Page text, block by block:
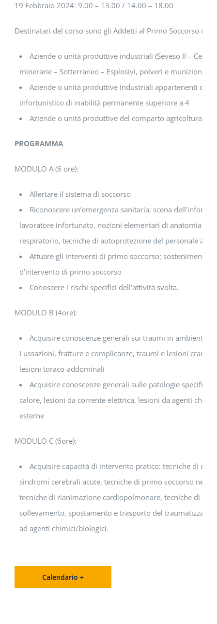
19 Febbraio 2024: 9.00 – 13.00 / 14.00 – 18.00
Destinatari del corso sono gli Addetti al Primo Soccorso di
Aziende o unità produttive industriali (Seveso II –
minerarie – Sotterraneo – Esplosivi, polveri e munizioni)
Aziende o unità produttive industriali appartenenti o
infortunistico di inabilità permanente superiore a 4
Aziende o unità produttive del comparto agricoltura
PROGRAMMA
MODULO A (6 ore):
Allertare il sistema di soccorso
Riconoscere un’emergenza sanitaria: scena
lavoratore infortunato, nozioni elementari di anatomia e
respiratorio, tecniche di autoprotezione del personale
Attuare gli interventi di primo soccorso: sostenimento
d’intervento di primo soccorso
Conoscere i rischi specifici dell’attività svolta.
MODULO B (4ore):
Acquisire conoscenze generali sui traumi in ambiente
Lussazioni, fratture e complicanze, traumi e lesioni
lesioni toraco-addominali
Acquisire conoscenze generali sulle patologie
calore, lesioni da corrente elettrica, lesioni da agenti
esterne
MODULO C (6ore):
Acquisire capacità di intervento pratico: tecniche di
sindromi cerebrali acute, tecniche di primo soccorso
tecniche dì rianimazione cardiopolmonare, tecniche di
sollevamento, spostamento e trasporto del
ad agenti chimici/biologici.
Calendario +